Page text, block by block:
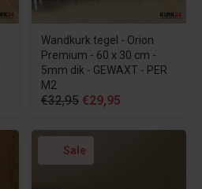
Wandkurk tegel - Orion
Premium - 60 x 30 cm -
5mm dik - GEWAXT - PER
M2
€32,95 €29,95
Sale